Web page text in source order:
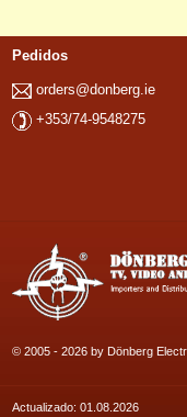
Pedidos
orders@donberg.ie
+353/74-9548275
© 2005 - 2026 by Dönberg
Actualizado: 01.08.2026